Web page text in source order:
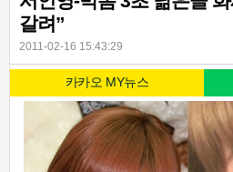
갈려”
2011-02-16 15:43:29
카카오 MY뉴스